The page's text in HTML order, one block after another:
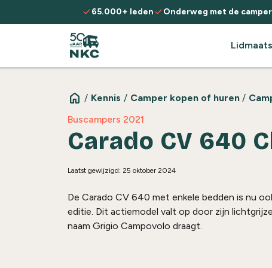
Spring naar de inhoud
check65.000+ ledencheckOnderweg met de camper
home / Kennis / Camper kopen of huren /
Buscampers 2021
Carado CV 640
Laatst gewijzigd: 25 oktober 2024
De Carado CV 640 met enkele bedden is nu
editie. Dit actiemodel valt op door zijn
naam Grigio Campovolo draagt.